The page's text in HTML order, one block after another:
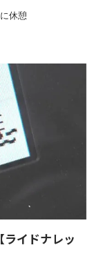
休憩
イドナレッ